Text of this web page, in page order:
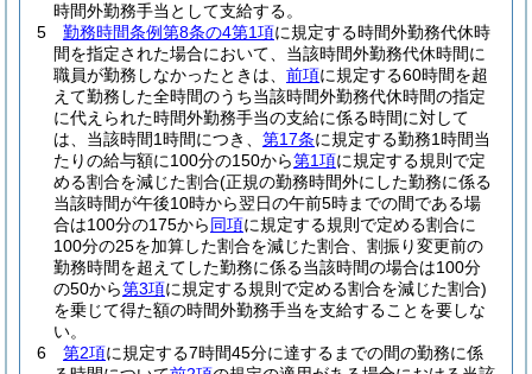
時間外勤務手当として支給する。
5
勤務時間条例第8条の4第1項に規定する時間外勤務代休時
間を指定された場合において、当該時間外勤務代休時間に
職員が勤務しなかったときは、 前項に規定する60時間を超
えて勤務した全時間のうち当該時間外勤務代休時間の指定
に代えられた時間外勤務手当の支給に係る時間に対して
は、当該時間1時間につき、 第17条に規定する勤務1時間当
たりの給与額に100分の150から第1項に規定する規則で定
める割合を減じた割合(正規の勤務時間外にした勤務に係る
当該時間が午後10時から翌日の午前5時までの間である場
合は100分の175から同項に規定する規則で定める割合に
100分の25を加算した割合を減じた割合、割振り変更前の
勤務時間を超えてした勤務に係る当該時間の場合は100分
の50から第3項に規定する規則で定める割合を減じた割合)
を乗じて得た額の時間外勤務手当を支給することを要しな
い。
6
第2項に規定する7時間45分に達するまでの間の勤務に係